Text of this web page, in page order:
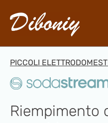
Passa al contenuto
PICCOLI
Riempimento